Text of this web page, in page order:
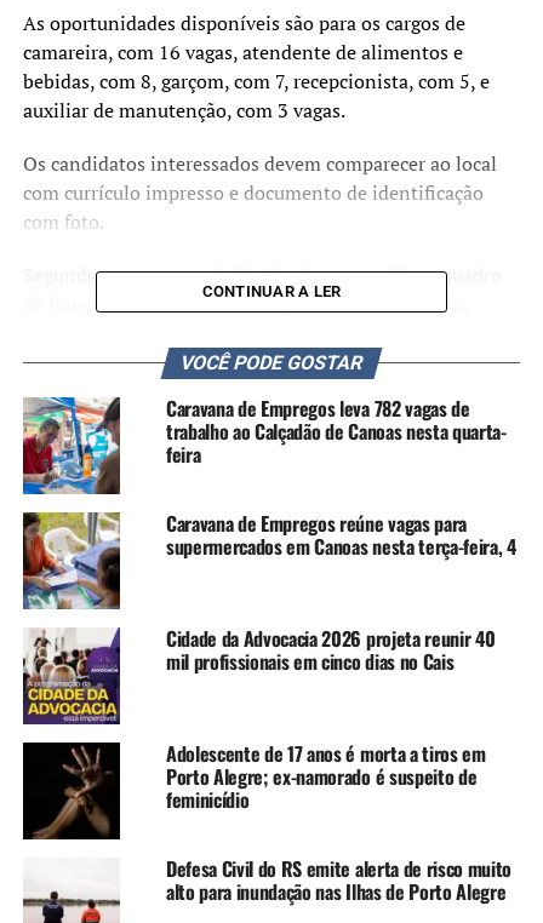
As oportunidades disponíveis são para os cargos de
camareira, com 16 vagas, atendente de alimentos e
bebidas, com 8, garçom, com 7, recepcionista, com 5, e
auxiliar de manutenção, com 3 vagas.
Os candidatos interessados devem comparecer ao local
com currículo impresso e documento de identificação
com foto.
Segundo a empresa, a iniciativa busca ampliar o quadro
de funcionários da rede. A edição anterior do feirão,
de 50 vagas.
TÓPICOS RELACIONADOS: EMPREGO
HOTEL
PORTO ALEGRE
A SEGUIR UP
Caravana de Empregos acontece nesta quinta-feira, 28, na
Ulbra, no bairro São José
NÃO SE ESQUEÇA
Caravana de Empregos acontece nesta quarta-feira, 20, no
bairro Igara, em Canoas
CONTINUAR A LER
VOCÊ PODE GOSTAR
Caravana de Empregos leva 782 vagas de
trabalho ao Calçadão de Canoas nesta quarta-
feira
Caravana de Empregos reúne vagas para
supermercados em Canoas nesta terça-feira, 4
Cidade da Advocacia 2026 projeta reunir 40
mil profissionais em cinco dias no Cais
Adolescente de 17 anos é morta a tiros em
Porto Alegre; ex-namorado é suspeito de
feminicídio
Defesa Civil do RS emite alerta de risco muito
alto para inundação nas Ilhas de Porto Alegre